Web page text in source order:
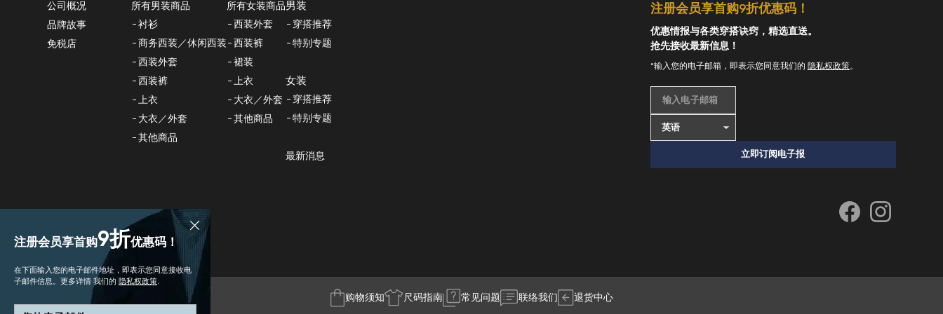
注册会员享首购9折优惠码！
在下面输入您的电子邮件地址，即表示您同意接收电
子邮件信息。更多详情 我们的 隐私权政策
公司概况
品牌故事
免税店
所有男装商品
衬衫
商务西装／休闲西装
西装外套
西装裤
上衣
大衣／外套
其他商品
所有女装商品
西装外套
西装裤
裙装
上衣
大衣／外套
其他商品
男装
穿搭推荐
特别专题
女装
穿搭推荐
特别专题
最新消息
注册会员享首购9折优惠码！
优惠情报与各类穿搭诀窍，精选直送。
抢先接收最新信息！
*输入您的电子邮箱，即表示您同意我们的 隐私权政策。
输入电子邮箱
立即订阅电子报
购物须知 尺码指南 常见问题 联络我们 退货中心